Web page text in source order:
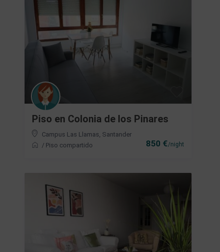
850 €/night
Piso en Colonia de los Pinares
Campus Las Llamas Santander
/ Piso compartido